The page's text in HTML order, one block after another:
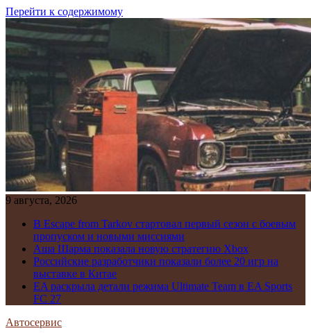
Перейти к содержимому
9 августа, 2026
В Escape from Tarkov стартовал первый сезон с боевым
пропуском и новыми миссиями
Аша Шарма показала новую стратегию Xbox
Российские разработчики показали более 20 игр на
выставке в Китае
EA раскрыла детали режима Ultimate Team в EA Sports
FC 27
Автосервис